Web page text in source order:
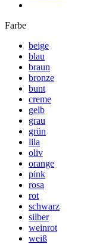
Farbe
beige
blau
braun
bronze
bunt
creme
gelb
grau
grün
lila
oliv
orange
pink
rosa
rot
schwarz
silber
weinrot
weiß